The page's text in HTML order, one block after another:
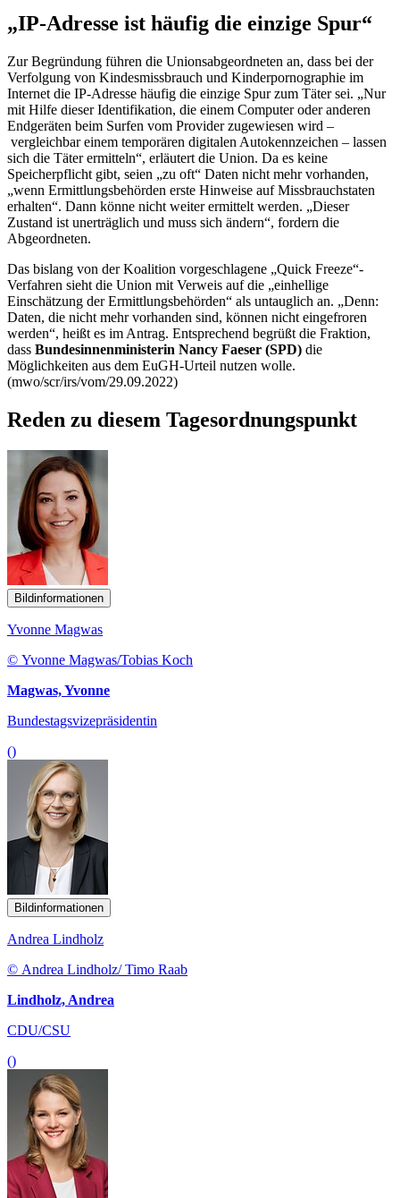
„IP-Adresse ist häufig die einzige Spur“
Zur Begründung führen die Unionsabgeordneten an, dass bei der
Verfolgung von Kindesmissbrauch und Kinderpornographie im
Internet die IP-Adresse häufig die einzige Spur zum Täter sei. „Nur
mit Hilfe dieser Identifikation, die einem Computer oder anderen
Endgeräten beim Surfen vom Providerzugewiesen wird –
vergleichbar einem temporären digitalen Autokennzeichen – lassen
sich die Täter ermitteln“, erläutert die Union. Da es keine
Speicherpflicht gibt, seien „zu oft“ Daten nicht mehr vorhanden,
„wenn Ermittlungsbehörden erste Hinweise auf Missbrauchstaten
erhalten“. Dann könne nicht weiter ermittelt werden. „Dieser
Zustand ist unerträglich und muss sich ändern“, fordern die
Abgeordneten.
Das bislang von der Koalition vorgeschlagene „Quick Freeze“-
Verfahren sieht die Union mit Verweis auf die „einhellige
Einschätzung der Ermittlungsbehörden“ als untauglich an. „Denn:
Daten, die nicht mehr vorhanden sind, können nicht eingefroren
werden“, heißt es im Antrag. Entsprechend begrüßt die Fraktion,
dass Bundesinnenministerin Nancy Faeser (SPD) die
Möglichkeiten aus dem EuGH-Urteil nutzen wolle.
(mwo/scr/irs/vom/29.09.2022)
Reden zu diesem Tagesordnungspunkt
Bildinformationen
Yvonne Magwas
© Yvonne Magwas/Tobias Koch
Magwas, Yvonne
Bundestagsvizepräsidentin
()
Bildinformationen
Andrea Lindholz
© Andrea Lindholz/ Timo Raab
Lindholz, Andrea
CDU/CSU
()